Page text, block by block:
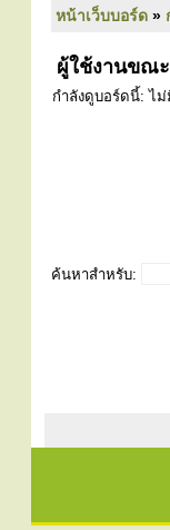
หน้าเว็บบอร์ด »
ผู้ใช้งานขณ
กำลังดูบอร์ดนี้: ไ
ค้นหาสำหรับ: